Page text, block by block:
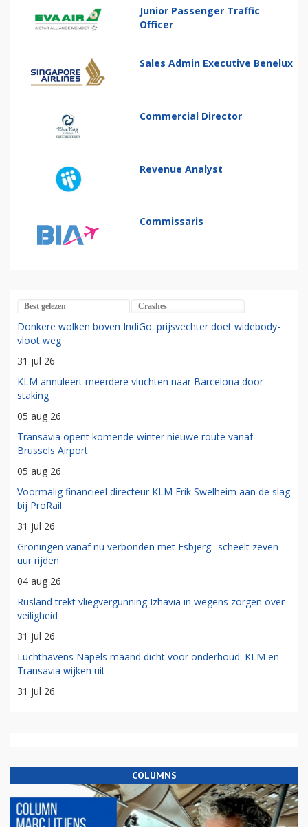
Junior Passenger Traffic
Officer
Sales Admin Executive Benelux
Commercial Director
Revenue Analyst
Commissaris
Best gelezen Crashes
Donkere wolken boven IndiGo: prijsvechter doet widebody-
vloot weg
31 jul 26
KLM annuleert meerdere vluchten naar Barcelona door
staking
05 aug 26
Transavia opent komende winter nieuwe route vanaf
Brussels Airport
05 aug 26
Voormalig financieel directeur KLM Erik Swelheim aan de slag
bij ProRail
31 jul 26
Groningen vanaf nu verbonden met Esbjerg: 'scheelt zeven
uur rijden'
04 aug 26
Rusland trekt vliegvergunning Izhavia in wegens zorgen over
veiligheid
31 jul 26
Luchthavens Napels maand dicht voor onderhoud: KLM en
Transavia wijken uit
31 jul 26
COLUMNS